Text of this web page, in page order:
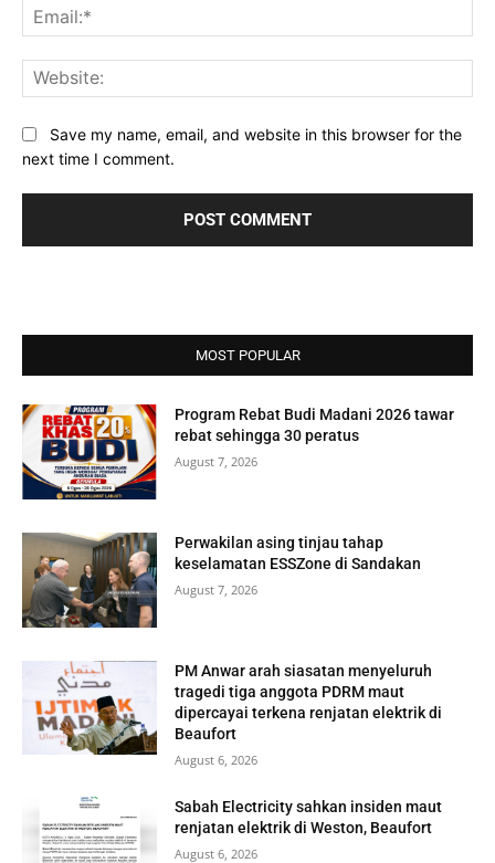
Save my name, email, and website in this browser for the
next time I comment.
MOST POPULAR
Program Rebat Budi Madani 2026 tawar
rebat sehingga 30 peratus
August 7, 2026
Perwakilan asing tinjau tahap
keselamatan ESSZone di Sandakan
August 7, 2026
PM Anwar arah siasatan menyeluruh
tragedi tiga anggota PDRM maut
dipercayai terkena renjatan elektrik di
Beaufort
August 6, 2026
Sabah Electricity sahkan insiden maut
renjatan elektrik di Weston, Beaufort
August 6, 2026